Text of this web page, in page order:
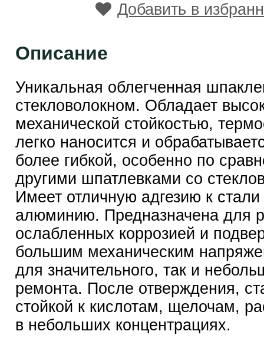
Добавить в
Описание
Уникальная облегченная
стекловолокном. Обладает
механической стойкостью,
легко наносится и
более гибкой, особенно по
другими шпатлевками со
Имеет отличную адгезию к стали
алюминию. Предназначена для
ослабленных коррозией и
большим механическим
для значительного, так и
ремонта. После отверждения,
стойкой к кислотам, щелочам,
в небольших концентрациях.